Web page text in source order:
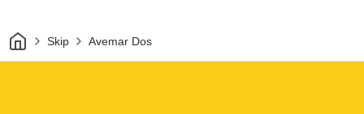
HjemSkip Avemar Dos